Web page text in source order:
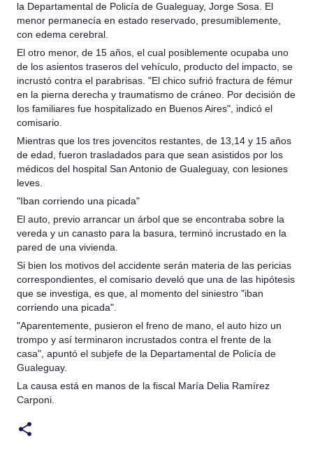
la Departamental de Policía de Gualeguay, Jorge Sosa. El
menor permanecía en estado reservado, presumiblemente,
con edema cerebral.
El otro menor, de 15 años, el cual posiblemente ocupaba uno
de los asientos traseros del vehículo, producto del impacto, se
incrustó contra el parabrisas. "El chico sufrió fractura de fémur
en la pierna derecha y traumatismo de cráneo. Por decisión de
los familiares fue hospitalizado en Buenos Aires", indicó el
comisario.
Mientras que los tres jovencitos restantes, de 13,14 y 15 años
de edad, fueron trasladados para que sean asistidos por los
médicos del hospital San Antonio de Gualeguay, con lesiones
leves.
"Iban corriendo una picada"
El auto, previo arrancar un árbol que se encontraba sobre la
vereda y un canasto para la basura, terminó incrustado en la
pared de una vivienda.
Si bien los motivos del accidente serán materia de las pericias
correspondientes, el comisario develó que una de las hipótesis
que se investiga, es que, al momento del siniestro "iban
corriendo una picada".
"Aparentemente, pusieron el freno de mano, el auto hizo un
trompo y así terminaron incrustados contra el frente de la
casa", apuntó el subjefe de la Departamental de Policía de
Gualeguay.
La causa está en manos de la fiscal María Delia Ramírez
Carponi.